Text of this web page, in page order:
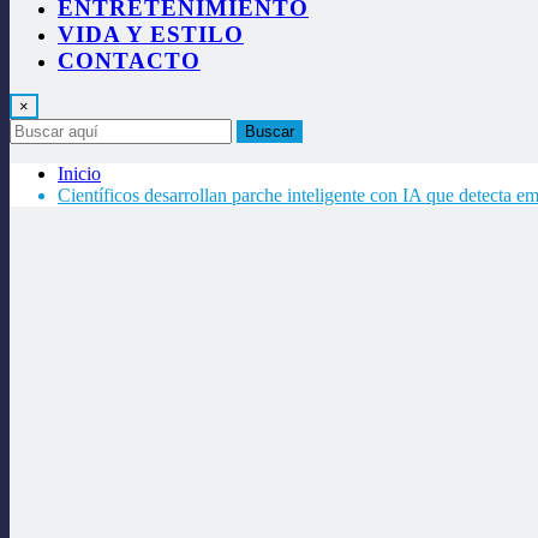
ENTRETENIMIENTO
VIDA Y ESTILO
CONTACTO
×
Buscar
Inicio
Científicos desarrollan parche inteligente con IA que detecta